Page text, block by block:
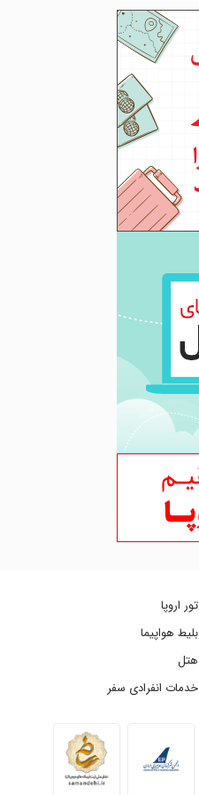
تور اروپا
بلیط هواپیما
هتل
خدمات انفرادی سفر